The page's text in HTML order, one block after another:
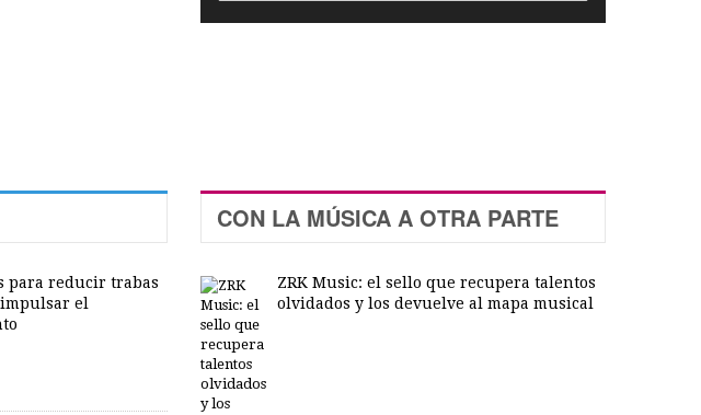
para reducir trabas
el
CON LA MÚSICA A OTRA PARTE
ZRK Music: el sello que recupera talentos
olvidados y los devuelve al mapa musical